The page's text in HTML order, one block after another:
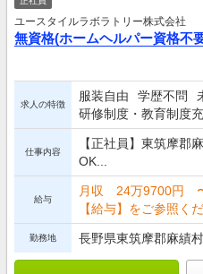
ユースタイルラボラトリー株式会社
無資格(ホームヘルパー資格不
求人の特徴
服装自由 学歴不問
研修制度・教育制度
仕事内容
【正社員】東筑摩郡
OK...
給与
月収 24万9700円
【給与】をご参照くだ
勤務地 長野県東筑摩郡麻績村